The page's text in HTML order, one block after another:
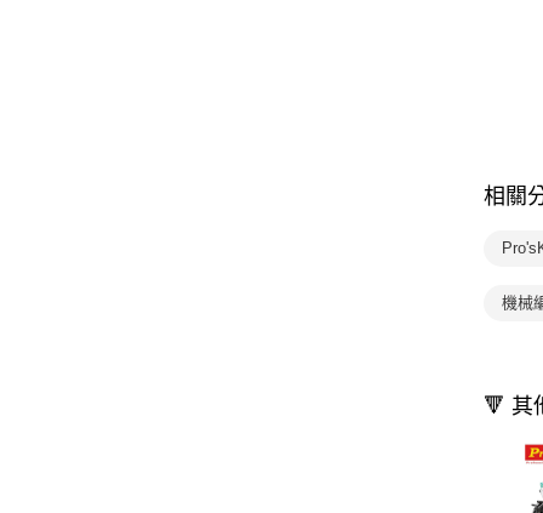
相關
機械
🔻 其